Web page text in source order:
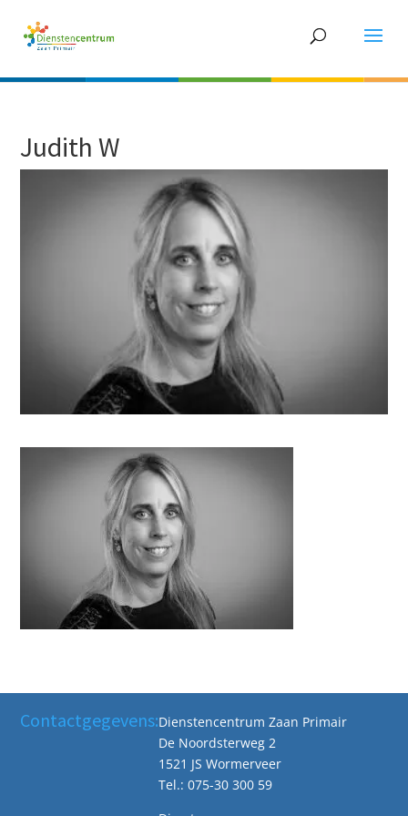
Judith W
Contactgegevens:Dienstencentrum Zaan Primair
De Noordsterweg 2
1521 JS Wormerveer
Tel.: 075-30 300 59